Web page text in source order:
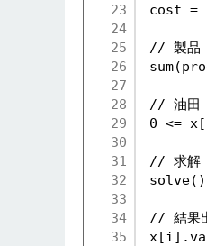
23
24
25
26
27
28
29
30
31
32
33
34
35
cost
// 製品 j
// 油田 i
0 <=
// 求解
// 結果